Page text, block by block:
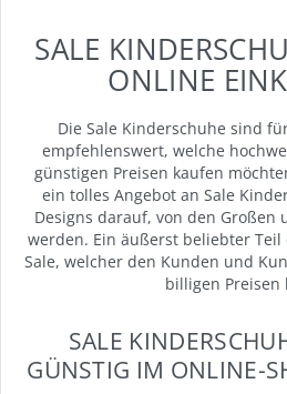
SALE
ONLINE
Die Sale Kinderschuhe sind
empfehlenswert, welche
günstigen Preisen kaufen
ein tolles Angebot an Sale
Designs darauf, von den Großen
werden. Ein äußerst beliebter
Sale, welcher den Kunden und
billigen Preisen
SALE
ÜNSTIG IM ONLINE-